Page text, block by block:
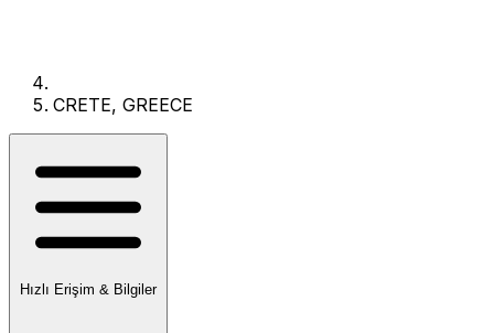
CRETE, GREECE
Hızlı Erişim & Bilgiler